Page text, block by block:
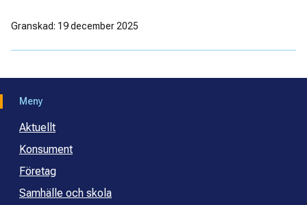
Granskad: 19 december 2025
Meny
Aktuellt
Konsument
Företag
Samhälle och skola